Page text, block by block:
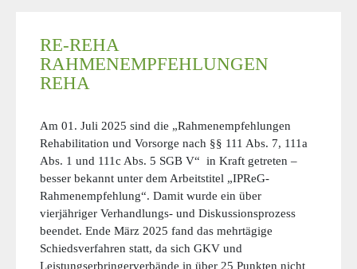
RE-REHA
RAHMENEMPFEHLUNGEN
REHA
Am 01. Juli 2025 sind die „Rahmenempfehlungen
Rehabilitation und Vorsorge nach §§ 111 Abs. 7, 111a
Abs. 1 und 111c Abs. 5 SGB V“ in Kraft getreten –
besser bekannt unter dem Arbeitstitel „IPReG-
Rahmenempfehlung“. Damit wurde ein über
vierjähriger Verhandlungs- und Diskussionsprozess
beendet. Ende März 2025 fand das mehrtägige
Schiedsverfahren statt, da sich GKV und
Leistungserbringerverbände in über 25 Punkten nicht